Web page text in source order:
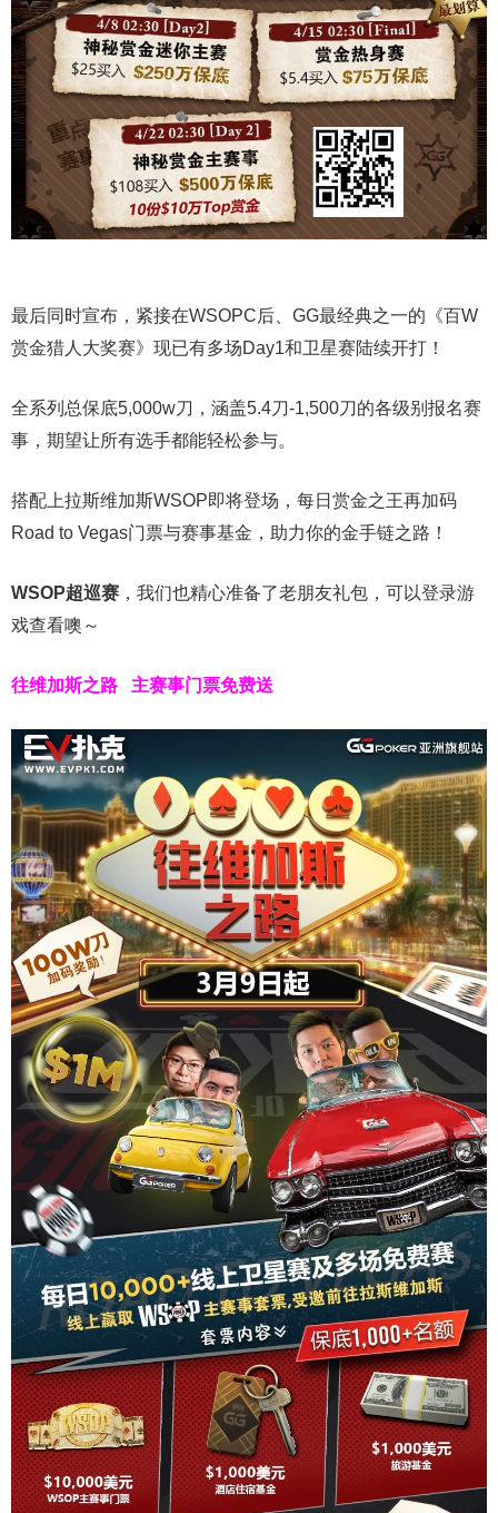
最后同时宣布，紧接在WSOPC后、GG最经典之一的《百W
赏金猎人大奖赛》现已有多场Day1和卫星赛陆续开打！
全系列总保底5,000w刀，涵盖5.4刀-1,500刀的各级别报名赛
事，期望让所有选手都能轻松参与。
搭配上拉斯维加斯WSOP即将登场，每日赏金之王再加码
Road to Vegas门票与赛事基金，助力你的金手链之路！
WSOP超巡赛 ，我们也精心准备了老朋友礼包，可以登录游
戏查看噢～
往维加斯之路 主赛事门票免费送